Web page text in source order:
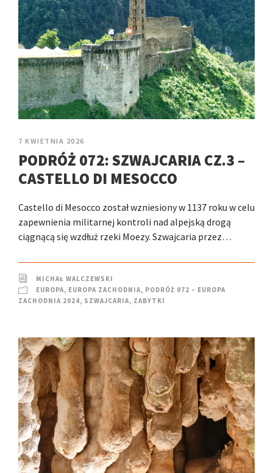
7 KWIETNIA 2026
PODRÓŻ 072: SZWAJCARIA CZ.3 –
CASTELLO DI MESOCCO
Castello di Mesocco został wzniesiony w 1137 roku w celu
zapewnienia militarnej kontroli nad alpejską drogą
ciągnącą się wzdłuż rzeki Moezy. Szwajcaria przez…
MICHAŁ WALCZEWSKI
EUROPA, EUROPA ZACHODNIA, PODRÓŻ 072 – EUROPA
ZACHODNIA 2024, SZWAJCARIA, ZABYTKI